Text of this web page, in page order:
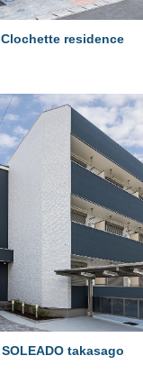
Clochette residence
SOLEADO takasago